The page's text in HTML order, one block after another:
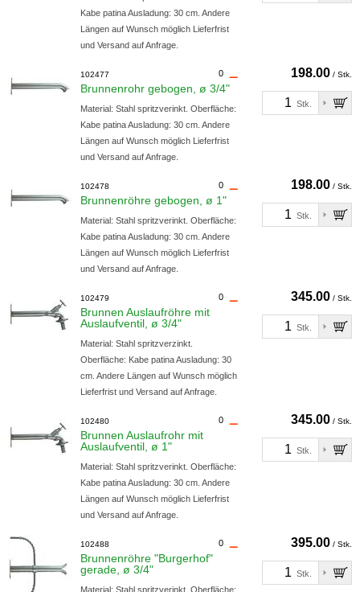
Kabe patina Ausladung: 30 cm. Andere
Längen auf Wunsch möglich Lieferfrist
und Versand auf Anfrage.
0
102477
Brunnenrohr gebogen, ø 3/4"
Material: Stahl spritzverinkt. Oberfläche:
Kabe patina Ausladung: 30 cm. Andere
Längen auf Wunsch möglich Lieferfrist
und Versand auf Anfrage.
198.00 / Stk.
Stk.
0
102478
Brunnenröhre gebogen, ø 1"
Material: Stahl spritzverinkt. Oberfläche:
Kabe patina Ausladung: 30 cm. Andere
Längen auf Wunsch möglich Lieferfrist
und Versand auf Anfrage.
198.00 / Stk.
Stk.
0
102479
Brunnen Auslaufröhre mit
Auslaufventil, ø 3/4"
Material: Stahl spritzverzinkt.
Oberfläche: Kabe patina Ausladung: 30
cm. Andere Längen auf Wunsch möglich
Lieferfrist und Versand auf Anfrage.
345.00 / Stk.
Stk.
0
102480
Brunnen Auslaufrohr mit
Auslaufventil, ø 1"
Material: Stahl spritzverinkt. Oberfläche:
Kabe patina Ausladung: 30 cm. Andere
Längen auf Wunsch möglich Lieferfrist
und Versand auf Anfrage.
345.00 / Stk.
Stk.
0
102488
Brunnenröhre "Burgerhof"
gerade, ø 3/4"
Material: Stahl spritzverinkt. Oberfläche:
395.00 / Stk.
Stk.